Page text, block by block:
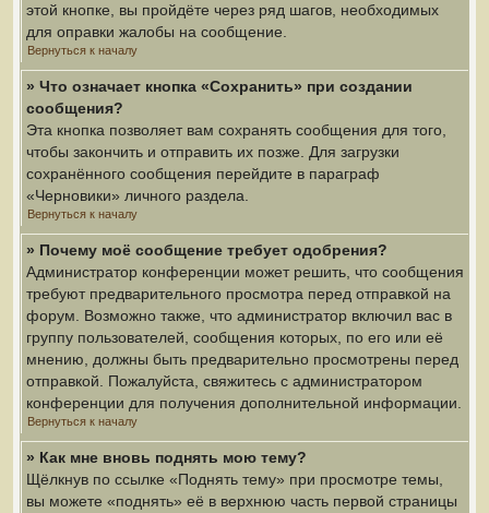
этой кнопке, вы пройдёте через ряд шагов, необходимых
для оправки жалобы на сообщение.
Вернуться к началу
» Что означает кнопка «Сохранить» при создании
сообщения?
Эта кнопка позволяет вам сохранять сообщения для того,
чтобы закончить и отправить их позже. Для загрузки
сохранённого сообщения перейдите в параграф
«Черновики» личного раздела.
Вернуться к началу
» Почему моё сообщение требует одобрения?
Администратор конференции может решить, что сообщения
требуют предварительного просмотра перед отправкой на
форум. Возможно также, что администратор включил вас в
группу пользователей, сообщения которых, по его или её
мнению, должны быть предварительно просмотрены перед
отправкой. Пожалуйста, свяжитесь с администратором
конференции для получения дополнительной информации.
Вернуться к началу
» Как мне вновь поднять мою тему?
Щёлкнув по ссылке «Поднять тему» при просмотре темы,
вы можете «поднять» её в верхнюю часть первой страницы